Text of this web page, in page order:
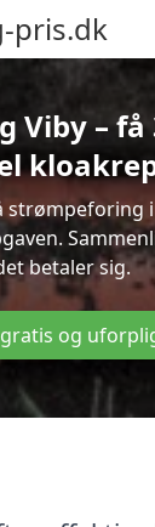
pris.dk
Viby –
strømpeforing
betaler sig.
og